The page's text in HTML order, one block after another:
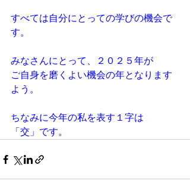
すべては自分にとっての学びの機会で
す。
みなさんにとって、２０２５年が
ご自身を磨くよい機会の年となります
よう。
ちなみに今年の私を表す１字は
「交」です。